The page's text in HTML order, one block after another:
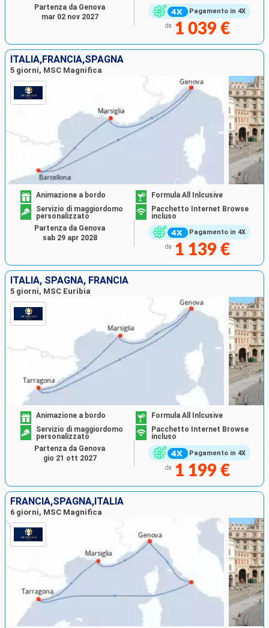
Pagamento in 4X
da 1 039 €
Partenza da Genova
mar 02 nov 2027
ITALIA,FRANCIA,SPAGNA
5 giorni, MSC Magnifica
Pagamento in 4X
Animazione a bordo
Formula All Inlcusive
Servizio di maggiordomo
personalizzato
Pacchetto Internet Browse
incluso
da 1 139 €
Partenza da Genova
sab 29 apr 2028
ITALIA, SPAGNA, FRANCIA
5 giorni, MSC Euribia
Pagamento in 4X
Animazione a bordo
Formula All Inlcusive
Servizio di maggiordomo
personalizzato
Pacchetto Internet Browse
incluso
da 1 199 €
Partenza da Genova
gio 21 ott 2027
FRANCIA,SPAGNA,ITALIA
6 giorni, MSC Magnifica